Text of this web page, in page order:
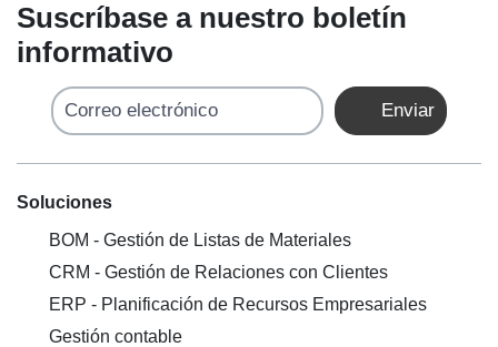
Suscríbase a nuestro boletín
informativo
Correo electrónico Enviar
Soluciones
BOM - Gestión de Listas de Materiales
CRM - Gestión de Relaciones con Clientes
ERP - Planificación de Recursos Empresariales
Gestión contable